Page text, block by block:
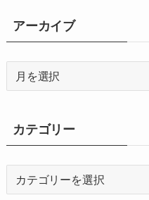
アーカイブ
ブ
カテゴリー